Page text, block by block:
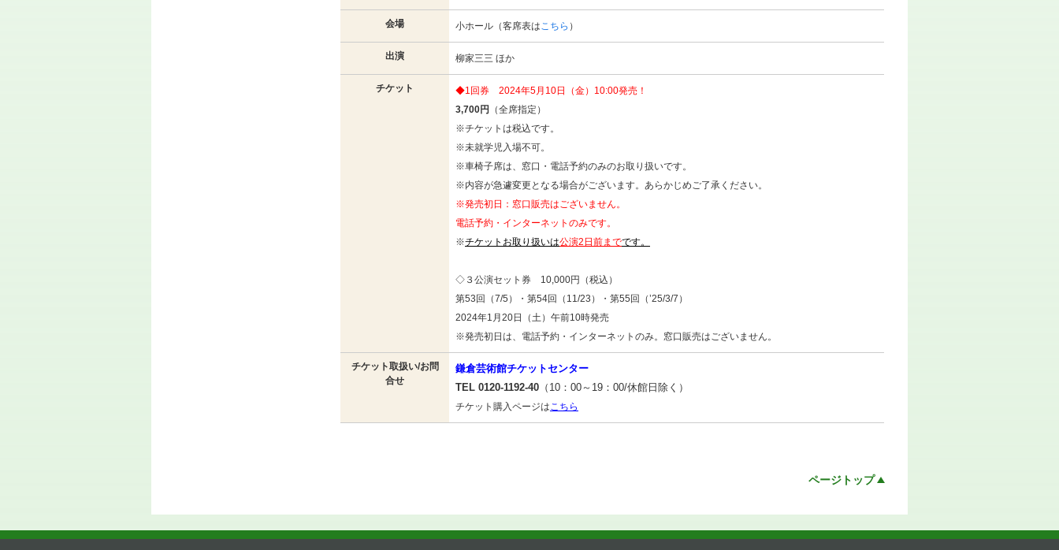
会場 小ホール（客席表は こちら ）
出演 柳家三三 ほか
チケット
◆1回券 2024年5月10日（金）10:00発売！
3,700円 （全席指定）
※チケットは税込です。
※未就学児入場不可。
※車椅子席は、窓口・電話予約のみのお取り扱いです。
※内容が急遽変更となる場合がございます。あらかじめご了承ください。
※発売初日：窓口販売はございません。
電話予約・インターネットのみです。
※チケットお取り扱いは公演2日前までです。
◇３公演セット券 10,000円（税込）
第53回（7/5）・第54回（11/23）・第55回（’25/3/7）
2024年1月20日（土）午前10時発売
※発売初日は、電話予約・インターネットのみ。窓口販売はございません。
チケット取扱い/お問
合せ
鎌倉芸術館チケットセンター
TEL 0120-1192-40 （10：00～19：00/休館日除く）
チケット購入ページは こちら
ページトップ